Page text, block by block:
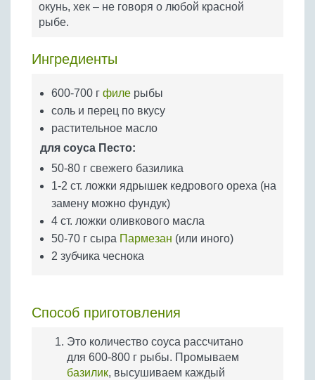
Бобовые
Яйца
окунь, хек – не говоря о любой красной
рыбе.
Ингредиенты
600-700 г филе рыбы
соль и перец по вкусу
растительное масло
для соуса Песто:
50-80 г свежего базилика
1-2 ст. ложки ядрышек кедрового ореха (на
замену можно фундук)
4 ст. ложки оливкового масла
50-70 г сыра Пармезан (или иного)
2 зубчика чеснока
Способ приготовления
Это количество соуса рассчитано
для 600-800 г рыбы. Промываем
базилик, высушиваем каждый